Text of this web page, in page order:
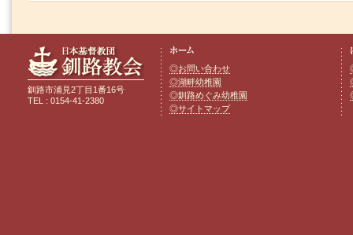
釧路市浦見2丁目1番16号
TEL : 0154-41-2380
◎お問い合わせ
◎湖畔幼稚園
◎釧路めぐみ幼稚園
◎サイトマップ